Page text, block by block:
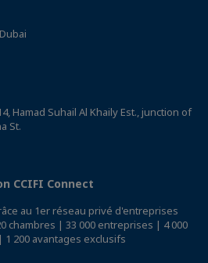
Hamad Suhail Al Khaily Est., junction of
St.
CCIFI Connect
au 1er réseau privé d'entreprises
chambres | 33 000 entreprises | 4 000
200 avantages exclusifs